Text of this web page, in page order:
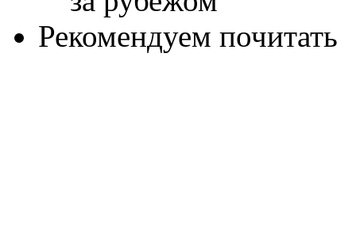
Рекомендуем почитать